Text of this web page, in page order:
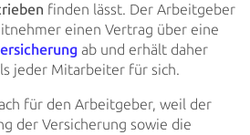
finden lässt. Der Arbeitgeber
einen Vertrag über eine
ab und erhält daher
jeder Mitarbeiter für sich.
für den Arbeitgeber, weil der
der Versicherung sowie die